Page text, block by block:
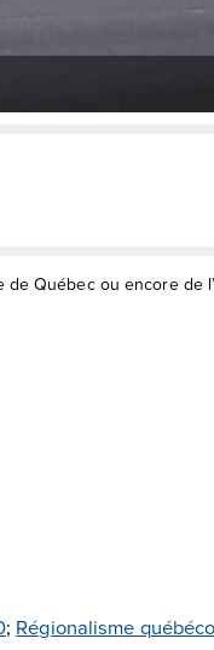
Québec ou encore de
; Régionalisme